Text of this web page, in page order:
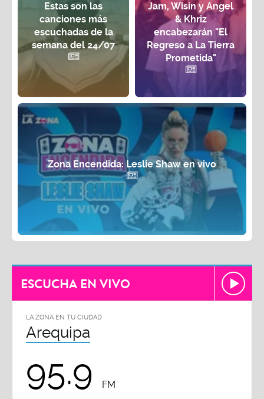
Estas son las
canciones más
escuchadas de la
semana del 24/07
Jam, Wisin y Angel
& Khriz
encabezarán "El
Regreso a La Tierra
Prometida"
Zona Encendida: Leslie Shaw en vivo
ESCUCHA EN VIVO
LA ZONA EN TU CIUDAD
Arequipa
95.9 FM